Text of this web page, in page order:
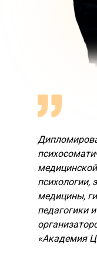
психологии,
медицины,
педагогики
«Академия